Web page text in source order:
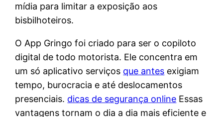
mídia para limitar a exposição aos
bisbilhoteiros.
O App Gringo foi criado para ser o copiloto
digital de todo motorista. Ele concentra em
um só aplicativo serviços que antes exigiam
tempo, burocracia e até deslocamentos
presenciais. dicas de segurança online Essas
vantagens tornam o dia a dia mais eficiente e